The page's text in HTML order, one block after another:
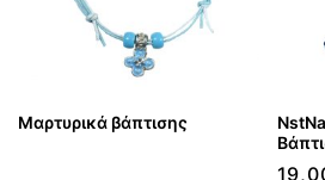
Μαρτυρικά βάπτισης